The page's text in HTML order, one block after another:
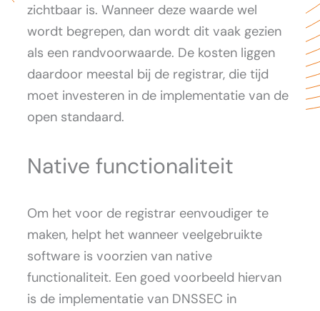
zichtbaar is. Wanneer deze waarde wel
wordt begrepen, dan wordt dit vaak gezien
als een randvoorwaarde. De kosten liggen
daardoor meestal bij de registrar, die tijd
moet investeren in de implementatie van de
open standaard.
Native functionaliteit
Om het voor de registrar eenvoudiger te
maken, helpt het wanneer veelgebruikte
software is voorzien van native
functionaliteit. Een goed voorbeeld hiervan
is de implementatie van DNSSEC in